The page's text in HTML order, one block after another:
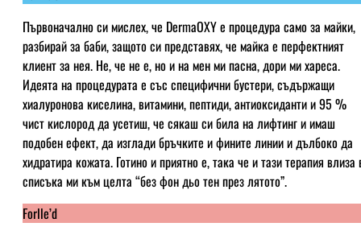
Първоначално си мислех, че DermaOXY е процедура само за майки,
разбирай за баби, защото си представях, че майка е перфектният
клиент за нея. Не, че не е, но и на мен ми пасна, дори ми хареса.
Идеята на процедурата е със специфични бустери, съдържащи
хиалуронова киселина, витамини, пептиди, антиоксиданти и 95 %
чист кислород да усетиш, че сякаш си била на лифтинг и имаш
подобен ефект, да изглади бръчките и фините линии и дълбоко да
хидратира кожата. Готино и приятно е, така че и тази терапия влиза
списъка ми към целта “без фон дьо тен през лятото”.
Forlle’d